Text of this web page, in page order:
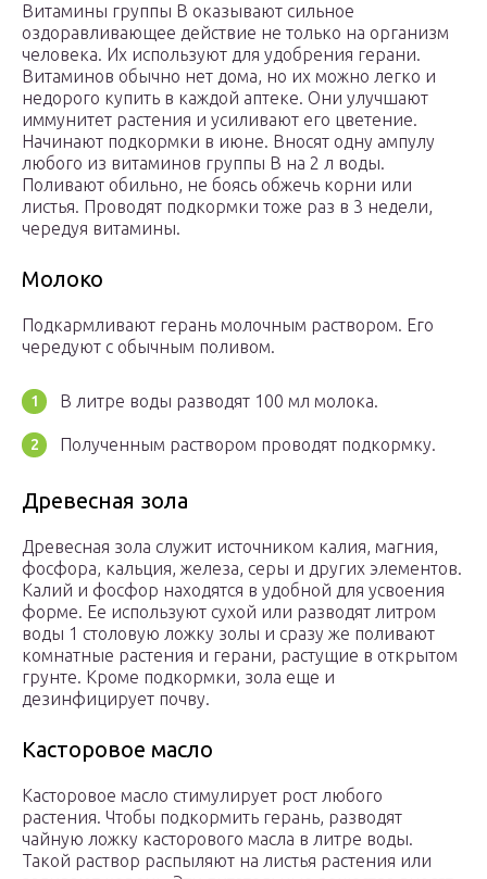
Витамины группы B оказывают сильное
оздоравливающее действие не только на организм
человека. Их используют для удобрения герани.
Витаминов обычно нет дома, но их можно легко и
недорого купить в каждой аптеке. Они улучшают
иммунитет растения и усиливают его цветение.
Начинают подкормки в июне. Вносят одну ампулу
любого из витаминов группы B на 2 л воды.
Поливают обильно, не боясь обжечь корни или
листья. Проводят подкормки тоже раз в 3 недели,
чередуя витамины.
Молоко
Подкармливают герань молочным раствором. Его
чередуют с обычным поливом.
В литре воды разводят 100 мл молока.
Полученным раствором проводят подкормку.
Древесная зола
Древесная зола служит источником калия, магния,
фосфора, кальция, железа, серы и других элементов.
Калий и фосфор находятся в удобной для усвоения
форме. Ее используют сухой или разводят литром
воды 1 столовую ложку золы и сразу же поливают
комнатные растения и герани, растущие в открытом
грунте. Кроме подкормки, зола еще и
дезинфицирует почву.
Касторовое масло
Касторовое масло стимулирует рост любого
растения. Чтобы подкормить герань, разводят
чайную ложку касторового масла в литре воды.
Такой раствор распыляют на листья растения или